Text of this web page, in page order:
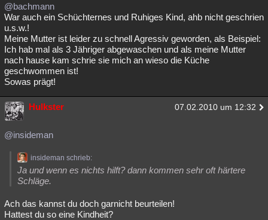
@bachmann
War auch ein Schüchternes und Ruhiges Kind, ahb nicht geschrien
u.s.w.!
Meine Mutter ist leider zu schnell Agressiv geworden, als Beispiel:
Ich hab mal als 3 Jähriger abgewaschen und als meine Mutter
nach hause kam schrie sie mich an wieso die Küche
geschwommen ist!
Sowas prägt!
Hulkster 07.02.2010 um 12:32
@insideman
insideman schrieb:
Ja und wenn es nichts hilft? dann kommen sehr oft härtere
Schläge.
Ach das kannst du doch garnicht beurteilen!
Hattest du so eine Kindheit?